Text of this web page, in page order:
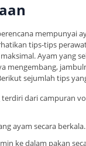
mempunyai
tips-tips
Ayam yang
mengembang,
sejumlah tips
terdiri dari campuran
ayam secara berkala.
ke dalam pakan